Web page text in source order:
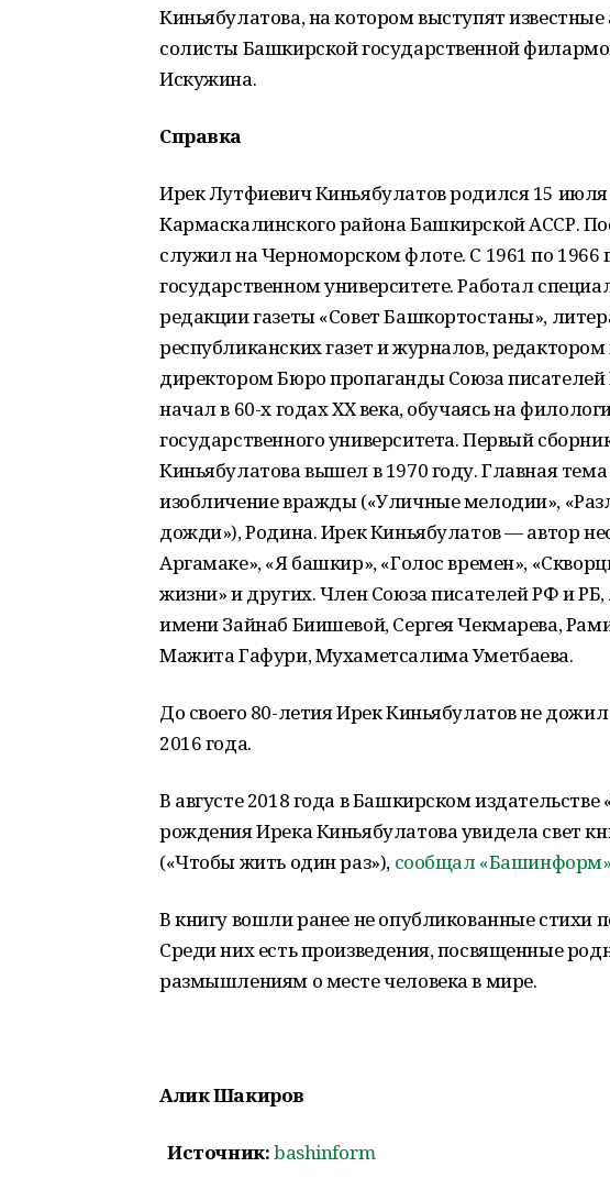
Киньябулатова, на котором выступят
солисты Башкирской государственной
Искужина.
Справка
Ирек Лутфиевич Киньябулатов родился 15
Кармаскалинского района Башкирской АССР.
служил на Черноморском флоте. С 1961 по 1966
государственном университете. Работал
редакции газеты «Совет Башкортостаны»,
республиканских газет и журналов,
директором Бюро пропаганды Союза
начал в 60-х годах ХХ века, обучаясь на
государственного университета. Первый
Киньябулатова вышел в 1970 году. Главная
изобличение вражды («Уличные мелодии»,
дожди»), Родина. Ирек Киньябулатов — автор
Аргамаке», «Я башкир», «Голос времен»,
жизни» и других. Член Союза писателей РФ и
имени Зайнаб Биишевой, Сергея Чекмарева,
Мажита Гафури, Мухаметсалима Уметбаева.
До своего 80-летия Ирек Киньябулатов не дожил
2016 года.
В августе 2018 года в Башкирском
рождения Ирека Киньябулатова увидела свет
(«Чтобы жить один раз»), сообщал «Башинформ»
В книгу вошли ранее не опубликованные стихи
Среди них есть произведения, посвященные
размышлениям о месте человека в мире.
Алик Шакиров
Источник:bashinform